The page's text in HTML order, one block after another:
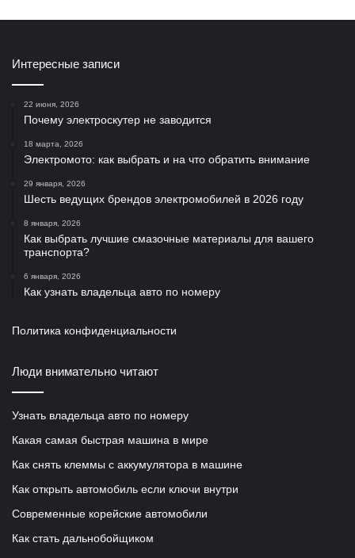
Интересные записи
22 июня, 2026
Почему электроскутер не заводится
18 марта, 2026
Электромото: как выбрать и на что обратить внимание
29 января, 2026
Шесть ведущих брендов электромобилей в 2026 году
8 января, 2026
Как выбрать лучшие смазочные материалы для вашего
транспорта?
6 января, 2026
Как узнать владельца авто по номеру
Политика конфиденциальности
Люди внимательно читают
Узнать владельца авто по номеру
Какая самая быстрая машина в мире
Как снять клеммы с аккумулятора в машине
Как открыть автомобиль если ключи внутри
Современные корейские автомобили
Как стать дальнобойщиком